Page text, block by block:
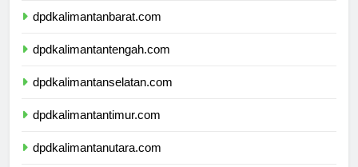
dpdkalimantanbarat.com
dpdkalimantantengah.com
dpdkalimantanselatan.com
dpdkalimantantimur.com
dpdkalimantanutara.com